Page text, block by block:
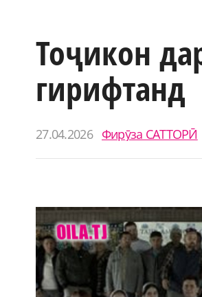
Тоҷикон
гирифтанд
27.04.2026 Фирӯза САТТОРӢ